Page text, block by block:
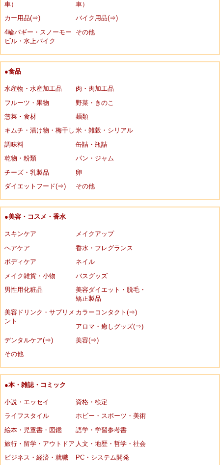
車）
車）
カー用品(⇒)
バイク用品(⇒)
4輪バギー・スノーモー
ビル・水上バイク
その他
●食品
水産物・水産加工品
肉・肉加工品
フルーツ・果物
野菜・きのこ
惣菜・食材
麺類
キムチ・漬け物・梅干し 米・雑穀・シリアル
調味料
缶詰・瓶詰
乾物・粉類
パン・ジャム
チーズ・乳製品
卵
ダイエットフード(⇒)
その他
●美容・コスメ・香水
スキンケア
メイクアップ
ヘアケア
香水・フレグランス
ボディケア
ネイル
メイク雑貨・小物
バスグッズ
男性用化粧品
美容ダイエット・脱毛・
矯正製品
美容ドリンク・サプリメ
ント
カラーコンタクト(⇒)
アロマ・癒しグッズ(⇒)
デンタルケア(⇒)
美容(⇒)
その他
●本・雑誌・コミック
小説・エッセイ
資格・検定
ライフスタイル
ホビー・スポーツ・美術
絵本・児童書・図鑑
語学・学習参考書
旅行・留学・アウトドア 人文・地歴・哲学・社会
ビジネス・経済・就職
PC・システム開発